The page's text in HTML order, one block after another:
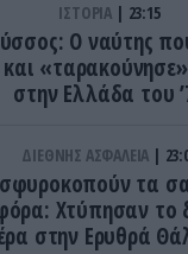
ΙΣΤΟΡΙΑ 23:15
Ο ναύτης
στην Ελλάδα του
ΔΙΕΘΝΗΣ ΑΣΦΑΛΕΙΑ
σφυροκοπούν τα
Χτύπησαν το
στην Ερυθρά